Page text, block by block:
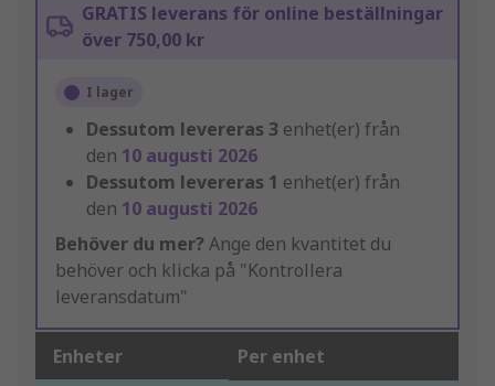
GRATIS leverans för online beställningar
över 750,00 kr
I lager
Dessutom levereras 3 enhet(er) från
den 10 augusti 2026
Dessutom levereras 1 enhet(er) från
den 10 augusti 2026
Behöver du mer? Ange den kvantitet du
behöver och klicka på "Kontrollera
leveransdatum"
Enheter Per enhet